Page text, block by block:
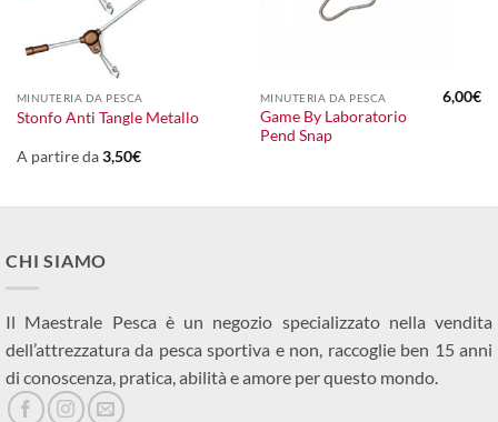
MINUTERIA DA PESCA
Stonfo Anti Tangle Metallo
A partire da3,50€
MINUTERIA DA PESCA
Game By Laboratorio
Pend Snap
6,00€
CHI SIAMO
Il Maestrale Pesca è un negozio specializzato nella vendita
dell’attrezzatura da pesca sportiva e non, raccoglie ben 15 anni
di conoscenza, pratica, abilità e amore per questo mondo.